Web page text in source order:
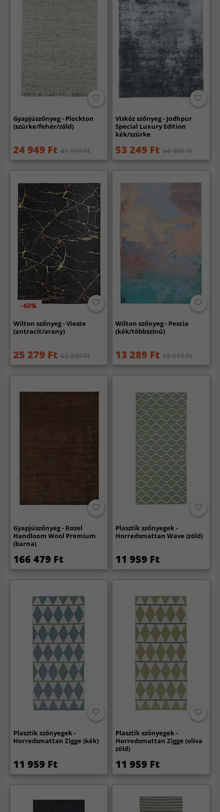
Gyapjúszőnyeg - Plockton
(szürke/fehér/zöld)
24 949 Ft 41 599 Ft
Viskóz szőnyeg - Jodhpur
Special Luxury Edition
kék/szürke
53 249 Ft 64 909 Ft
-60%
Wilton szőnyeg - Vieste
(antracit/arany)
25 279 Ft 63 239 Ft
Wilton szőnyeg - Pescia
(kék/többszínű)
13 289 Ft 19 619 Ft
Gyapjúszőnyeg - Rozel
Handloom Wool Premium
(barna)
166 479 Ft
Plasztik szőnyegek -
Horredsmattan Wave (zöld)
11 959 Ft
Plasztik szőnyegek -
Horredsmattan Zigge (kék)
11 959 Ft
Plasztik szőnyegek -
Horredsmattan Zigge (olíva
zöld)
11 959 Ft